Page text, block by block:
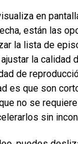
en
están las
la lista de
la calidad
de
es que son
no se
sin